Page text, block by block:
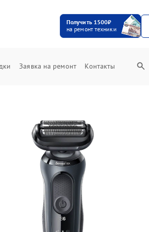
Получить 1500₽
на ремонт техники
Заявка на ремонт Контакты